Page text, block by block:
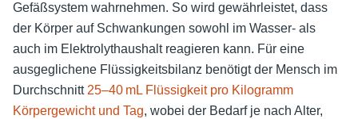
Gefäßsystem wahrnehmen. So wird gewährleistet, dass
der Körper auf Schwankungen sowohl im Wasser- als
auch im Elektrolythaushalt reagieren kann. Für eine
ausgeglichene Flüssigkeitsbilanz benötigt der Mensch im
Durchschnitt 25–40 mL Flüssigkeit pro Kilogramm
Körpergewicht und Tag, wobei der Bedarf je nach Alter,